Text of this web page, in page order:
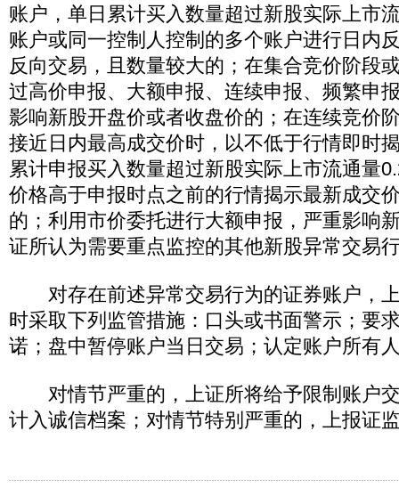
账户，单日累计买入数量超过新股实际上市
账户或同一控制人控制的多个账户进行日内
反向交易，且数量较大的；在集合竞价阶段
过高价申报、大额申报、连续申报、频繁申
影响新股开盘价或者收盘价的；在连续竞价
接近日内最高成交价时，以不低于行情即时
累计申报买入数量超过新股实际上市流通量
价格高于申报时点之前的行情揭示最新成交
的；利用市价委托进行大额申报，严重影响
证所认为需要重点监控的其他新股异常交易
对存在前述异常交易行为的证券账户，
时采取下列监管措施：口头或书面警示；要
诺；盘中暂停账户当日交易；认定账户所有
对情节严重的，上证所将给予限制账户
计入诚信档案；对情节特别严重的，上报证